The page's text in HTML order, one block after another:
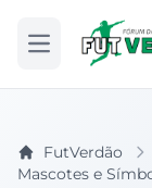
Abrir menu
FutVerdão
Mascotes e